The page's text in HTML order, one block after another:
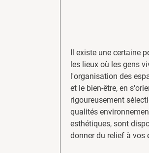
Il existe une certaine
les lieux où les gens
l'organisation des
et le bien-être, en
rigoureusement
qualités
esthétiques, sont
donner du relief à vos